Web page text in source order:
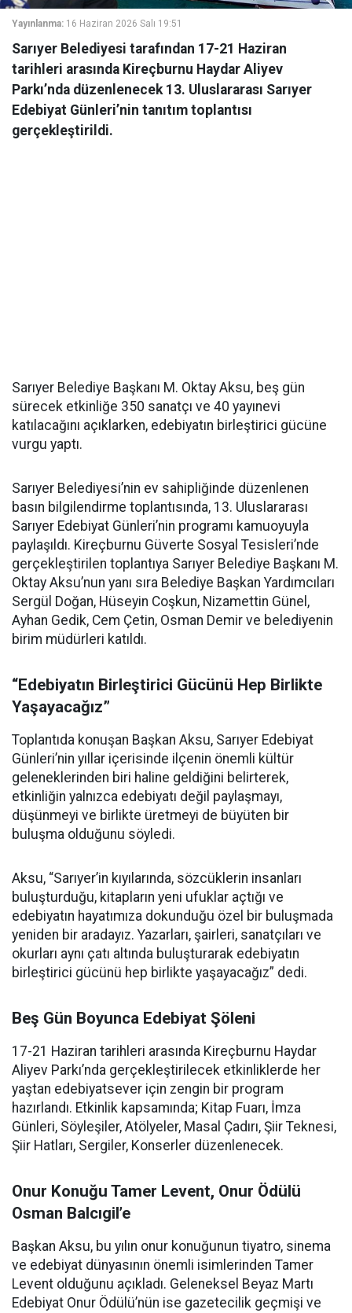
Yayınlanma: 16 Haziran 2026 Salı 19:51
Sarıyer Belediyesi tarafından 17-21 Haziran
tarihleri arasında Kireçburnu Haydar Aliyev
Parkı’nda düzenlenecek 13. Uluslararası Sarıyer
Edebiyat Günleri’nin tanıtım toplantısı
gerçekleştirildi.
Sarıyer Belediye Başkanı M. Oktay Aksu, beş gün
sürecek etkinliğe 350 sanatçı ve 40 yayınevi
katılacağını açıklarken, edebiyatın birleştirici gücüne
vurgu yaptı.
Sarıyer Belediyesi’nin ev sahipliğinde düzenlenen
basın bilgilendirme toplantısında, 13. Uluslararası
Sarıyer Edebiyat Günleri’nin programı kamuoyuyla
paylaşıldı. Kireçburnu Güverte Sosyal Tesisleri’nde
gerçekleştirilen toplantıya Sarıyer Belediye Başkanı M.
Oktay Aksu’nun yanı sıra Belediye Başkan Yardımcıları
Sergül Doğan, Hüseyin Coşkun, Nizamettin Günel,
Ayhan Gedik, Cem Çetin, Osman Demir ve belediyenin
birim müdürleri katıldı.
“Edebiyatın Birleştirici Gücünü Hep Birlikte
Yaşayacağız”
Toplantıda konuşan Başkan Aksu, Sarıyer Edebiyat
Günleri’nin yıllar içerisinde ilçenin önemli kültür
geleneklerinden biri haline geldiğini belirterek,
etkinliğin yalnızca edebiyatı değil paylaşmayı,
düşünmeyi ve birlikte üretmeyi de büyüten bir
buluşma olduğunu söyledi.
Aksu, “Sarıyer’in kıyılarında, sözcüklerin insanları
buluşturduğu, kitapların yeni ufuklar açtığı ve
edebiyatın hayatımıza dokunduğu özel bir buluşmada
yeniden bir aradayız. Yazarları, şairleri, sanatçıları ve
okurları aynı çatı altında buluşturarak edebiyatın
birleştirici gücünü hep birlikte yaşayacağız” dedi.
Beş Gün Boyunca Edebiyat Şöleni
17-21 Haziran tarihleri arasında Kireçburnu Haydar
Aliyev Parkı’nda gerçekleştirilecek etkinliklerde her
yaştan edebiyatsever için zengin bir program
hazırlandı. Etkinlik kapsamında; Kitap Fuarı, İmza
Günleri, Söyleşiler, Atölyeler, Masal Çadırı, Şiir Teknesi,
Şiir Hatları, Sergiler, Konserler düzenlenecek.
Onur Konuğu Tamer Levent, Onur Ödülü
Osman Balcıgil’e
Başkan Aksu, bu yılın onur konuğunun tiyatro, sinema
ve edebiyat dünyasının önemli isimlerinden Tamer
Levent olduğunu açıkladı. Geleneksel Beyaz Martı
Edebiyat Onur Ödülü’nün ise gazetecilik geçmişi ve